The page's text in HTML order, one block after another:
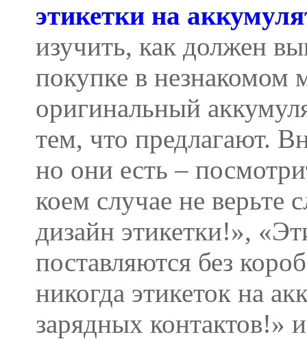
этикетки на
изучить, как должен
покупке в незнакомом
оригинальный
тем, что предлагают.
но они есть –
коем случае не верьте
дизайн этикетки!»,
поставляются без
никогда этикеток на
зарядных контактов!»